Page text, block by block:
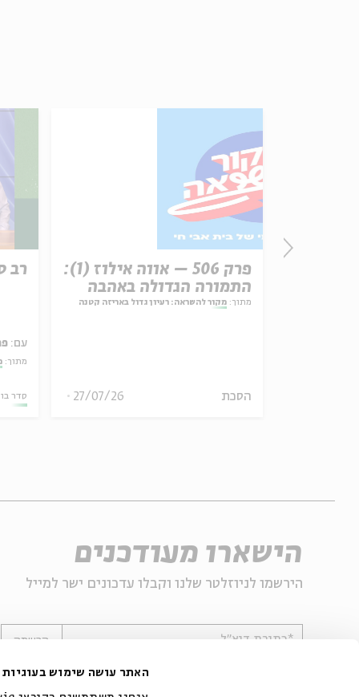
האתר עושה שימוש בעוגיות
רב
עם:
מתוך:
סדר
פרק 506 – אווה אילוז (1):
התמורה הגדולה באהבה
מתוך: מקור להשראה: רעיון גדול באריזה קטנה
הסכת 27/07/26
הישארו מעודכנים
הירשמו לניוזלטר שלנו וקבלו עדכונים ישר למייל
*כתובת דוא"ל הרשמה